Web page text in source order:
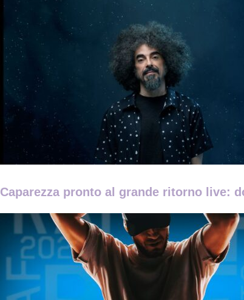
Caparezza pronto al grande ritorno live: